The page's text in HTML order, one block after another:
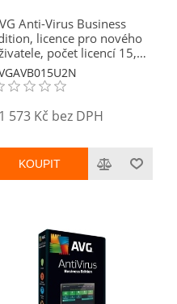
Anti-Virus Business
licence pro nového
počet licencí 15,
2 roky
573 Kč bez DPH
KOUPIT